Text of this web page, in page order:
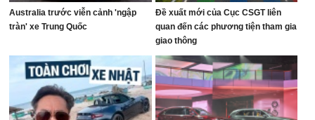
Australia trước viễn cảnh 'ngập
tràn' xe Trung Quốc
Đề xuất mới của Cục CSGT liên
quan đến các phương tiện tham gia
giao thông